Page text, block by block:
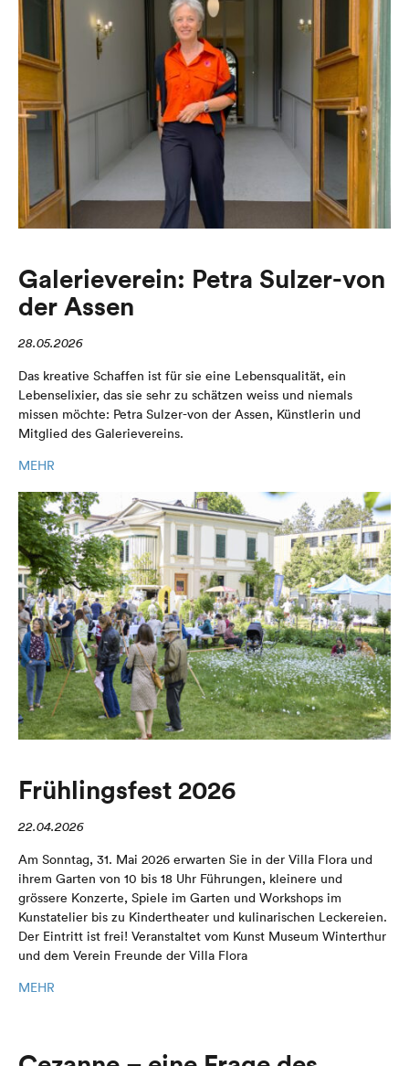
Galerieverein: Petra Sulzer-von
der Assen
28.05.2026
Das kreative Schaffen ist für sie eine Lebensqualität, ein
Lebenselixier, das sie sehr zu schätzen weiss und niemals
missen möchte: Petra Sulzer-von der Assen, Künstlerin und
Mitglied des Galerievereins.
MEHR
Frühlingsfest 2026
22.04.2026
Am Sonntag, 31. Mai 2026 erwarten Sie in der Villa Flora und
ihrem Garten von 10 bis 18 Uhr Führungen, kleinere und
grössere Konzerte, Spiele im Garten und Workshops im
Kunstatelier bis zu Kindertheater und kulinarischen Leckereien.
Der Eintritt ist frei! Veranstaltet vom Kunst Museum Winterthur
und dem Verein Freunde der Villa Flora
MEHR